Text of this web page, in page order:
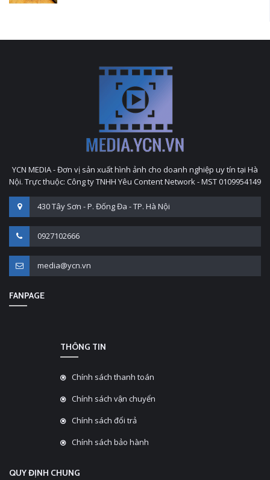
YCN MEDIA - Đơn vị sản xuất hình ảnh cho doanh nghiệp uy tín tại Hà
Nội. Trực thuộc: Công ty TNHH Yêu Content Network - MST 0109954149
430 Tây Sơn - P. Đống Đa - TP. Hà Nội
0927102666
media@ycn.vn
FANPAGE
THÔNG TIN
Chính sách thanh toán
Chính sách vận chuyển
Chính sách đổi trả
Chính sách bảo hành
QUY ĐỊNH CHUNG